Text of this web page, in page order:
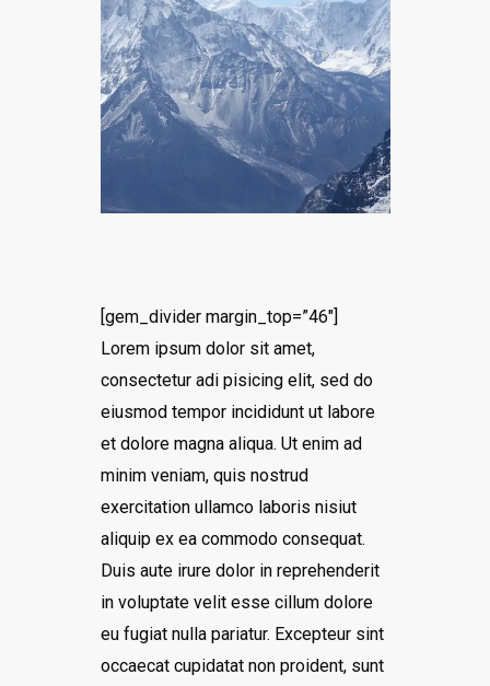
[gem_divider margin_top=”46″]
Lorem ipsum dolor sit amet,
consectetur adi pisicing elit, sed do
eiusmod tempor incididunt ut labore
et dolore magna aliqua. Ut enim ad
minim veniam, quis nostrud
exercitation ullamco laboris nisiut
aliquip ex ea commodo consequat.
Duis aute irure dolor in reprehenderit
in voluptate velit esse cillum dolore
eu fugiat nulla pariatur. Excepteur sint
occaecat cupidatat non proident, sunt